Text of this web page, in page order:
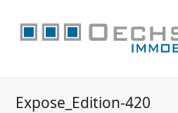
Expose_Edition-420